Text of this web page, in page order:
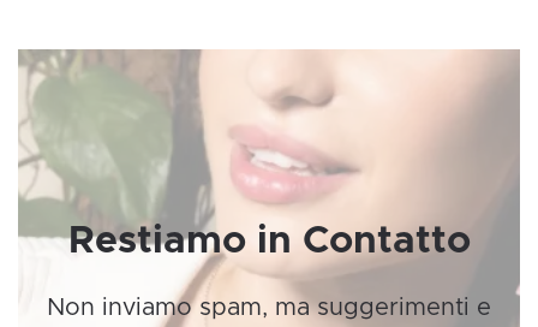
Restiamo in Contatto
Non inviamo spam, ma suggerimenti e